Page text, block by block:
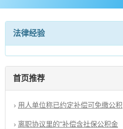
法律经验
首页推荐
用人单位称已约定补偿可免缴公积
离职协议里的“补偿含社保公积金